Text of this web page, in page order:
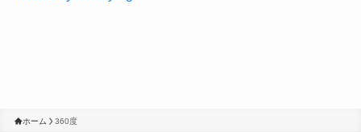
ホーム 360度